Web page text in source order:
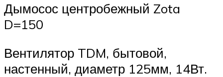
Дымосос центробежный Zota
D=150
Вентилятор TDM, бытовой,
настенный, диаметр 125мм, 14Вт.